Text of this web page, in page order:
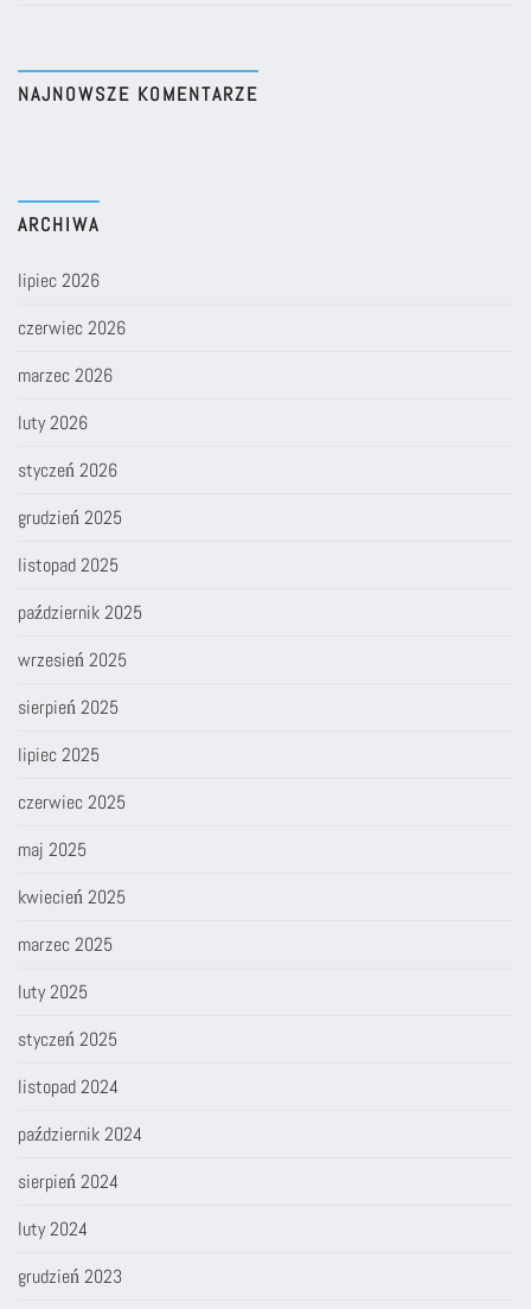
NAJNOWSZE KOMENTARZE
ARCHIWA
lipiec 2026
czerwiec 2026
marzec 2026
luty 2026
styczeń 2026
grudzień 2025
listopad 2025
październik 2025
wrzesień 2025
sierpień 2025
lipiec 2025
czerwiec 2025
maj 2025
kwiecień 2025
marzec 2025
luty 2025
styczeń 2025
listopad 2024
październik 2024
sierpień 2024
luty 2024
grudzień 2023